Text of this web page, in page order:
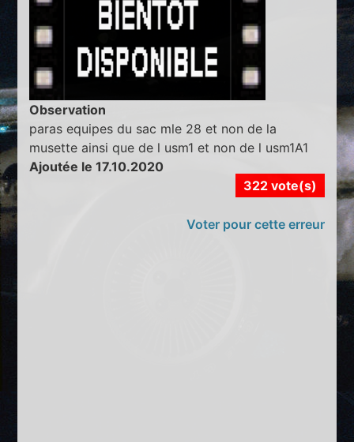
Observation
paras equipes du sac mle 28 et non de la
musette ainsi que de l usm1 et non de l usm1A1
Ajoutée le 17.10.2020
322 vote(s)
Voter pour cette erreur